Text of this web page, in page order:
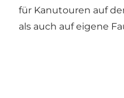
für Kanutouren auf
als auch auf eigene